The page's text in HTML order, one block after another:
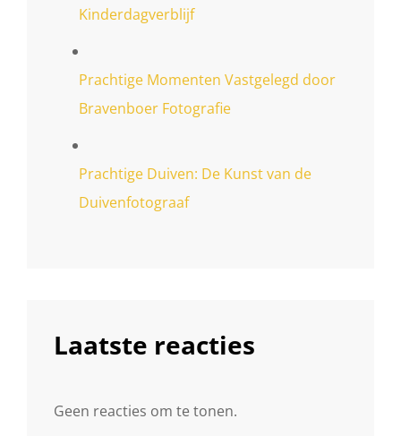
Kinderdagverblijf
Prachtige Momenten Vastgelegd door
Bravenboer Fotografie
Prachtige Duiven: De Kunst van de
Duivenfotograaf
Laatste reacties
Geen reacties om te tonen.